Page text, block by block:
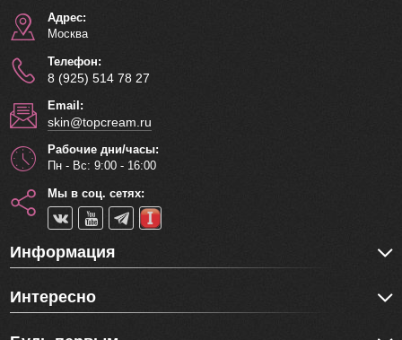
Адрес:
Москва
Телефон:
8 (925) 514 78 27
Email:
skin@topcream.ru
Рабочие дни/часы:
Пн - Вс: 9:00 - 16:00
Мы в соц. сетях:
Информация
Интересно